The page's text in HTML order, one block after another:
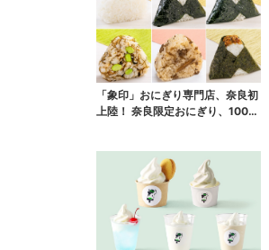
「象印」おにぎり専門店、奈良初
上陸！ 奈良限定おにぎり、1000